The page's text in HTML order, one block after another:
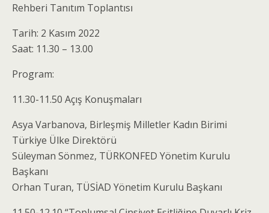
Rehberi Tanıtım Toplantısı
Tarih: 2 Kasım 2022
Saat: 11.30 – 13.00
Program:
11.30-11.50 Açış Konuşmaları
Asya Varbanova, Birleşmiş Milletler Kadın Birimi
Türkiye Ülke Direktörü
Süleyman Sönmez, TÜRKONFED Yönetim Kurulu
Başkanı
Orhan Turan, TÜSİAD Yönetim Kurulu Başkanı